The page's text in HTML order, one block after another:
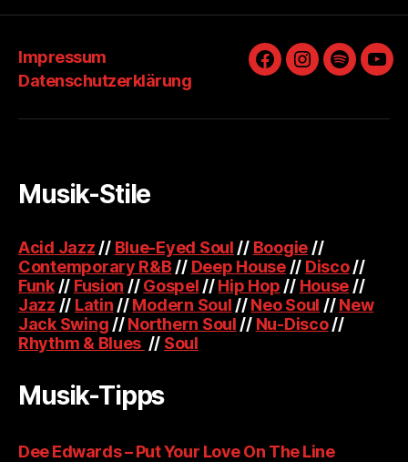
Impressum
Datenschutzerklärung
FacebookInstagram
Spotify
Musik-Stile
Acid Jazz // Blue-Eyed Soul // Boogie //
Contemporary R&B // Deep House// Disco//
Funk// Fusion //Gospel //Hip Hop // House //
Jazz // Latin //Modern Soul //Neo Soul //New
Jack Swing //Northern Soul // Nu-Disco//
Rhythm & Blues // Soul
Musik-Tipps
Dee Edwards – Put Your Love On The Line